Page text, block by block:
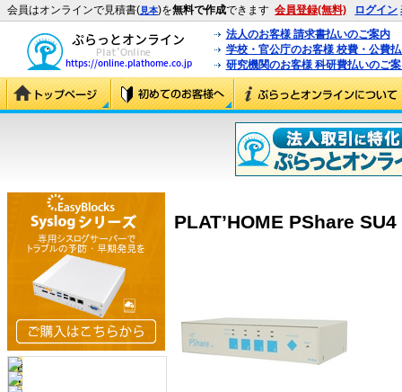
会員はオンラインで見積書(見本)を無料で作成できます 会員登録(無料) ログイン
法人のお客様 請求書払いのご案内
学校・官公庁のお客様 校費・公費
研究機関のお客様 科研費払いのご
PLAT’HOME PShare